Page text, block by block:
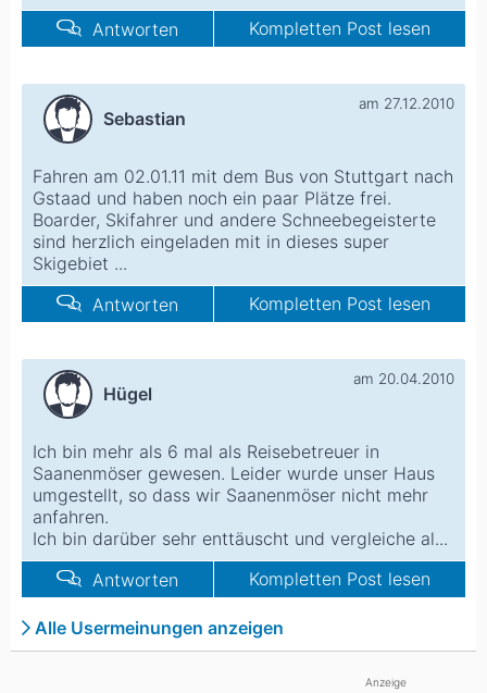
Antworten
Kompletten Post lesen
Sebastian
am 27.12.2010
Fahren am 02.01.11 mit dem Bus von Stuttgart nach
Gstaad und haben noch ein paar Plätze frei.
Boarder, Skifahrer und andere Schneebegeisterte
sind herzlich eingeladen mit in dieses super
Skigebiet ...
Antworten
Kompletten Post lesen
Hügel
am 20.04.2010
Ich bin mehr als 6 mal als Reisebetreuer in
Saanenmöser gewesen. Leider wurde unser Haus
umgestellt, so dass wir Saanenmöser nicht mehr
anfahren.
Ich bin darüber sehr enttäuscht und vergleiche al...
Antworten
Kompletten Post lesen
Alle Usermeinungen anzeigen
Anzeige